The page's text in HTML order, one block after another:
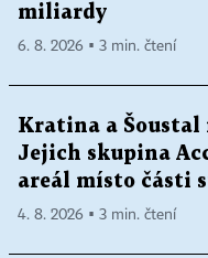
miliardy
6. 8. 2026 ▪ 3 min. čtení
Kratina a
Jejich skupina
areál místo části
4. 8. 2026 ▪ 3 min. čtení